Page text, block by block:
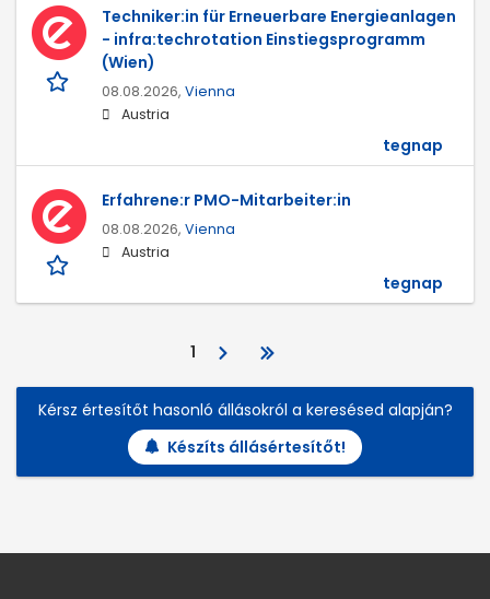
Techniker:in für Erneuerbare Energieanlagen
- infra:techrotation Einstiegsprogramm
(Wien)
08.08.2026, Vienna
Austria
tegnap
Erfahrene:r PMO-Mitarbeiter:in
08.08.2026, Vienna
Austria
tegnap
1
Kérsz értesítőt hasonló állásokról a keresésed alapján?
Készíts állásértesítőt!